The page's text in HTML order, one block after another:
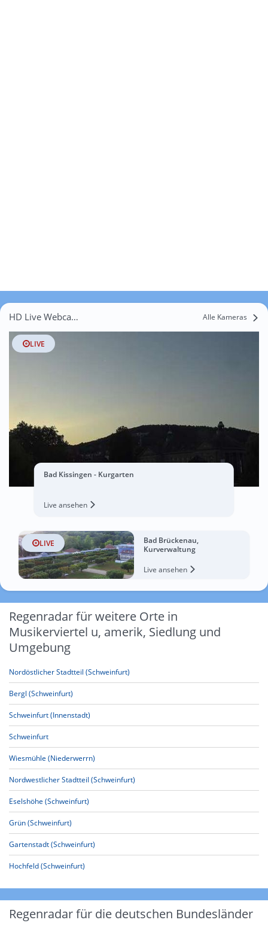
HD Live Webcams Musikerviertel u, amerik, Siedlung Alle Kameras
LIVE
Bad Kissingen - Kurgarten
Live ansehen
LIVE
Bad Brückenau,
Kurverwaltung
Live ansehen
Regenradar für weitere Orte in
Musikerviertel u, amerik, Siedlung und
Umgebung
Nordöstlicher Stadtteil (Schweinfurt)
Bergl (Schweinfurt)
Schweinfurt (Innenstadt)
Schweinfurt
Wiesmühle (Niederwerrn)
Nordwestlicher Stadtteil (Schweinfurt)
Eselshöhe (Schweinfurt)
Grün (Schweinfurt)
Gartenstadt (Schweinfurt)
Hochfeld (Schweinfurt)
Regenradar für die deutschen Bundesländer